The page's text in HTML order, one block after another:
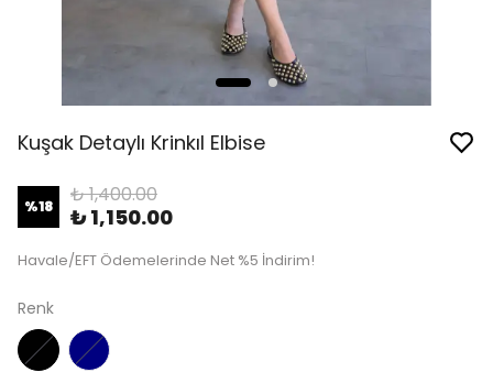
Kuşak Detaylı Krinkıl Elbise
%18 ₺ 1,400.00
₺ 1,150.00
Havale/EFT Ödemelerinde Net %5 İndirim!
Renk